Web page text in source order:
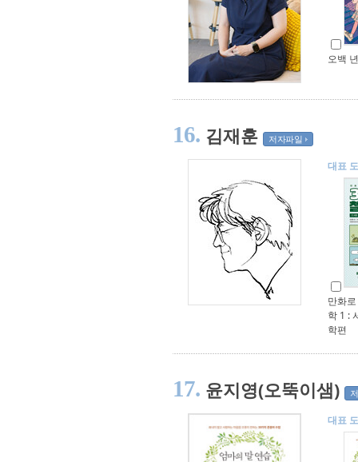
오백
16. 김재훈 저자파일
대표
만화
학 1 :
학편
17. 윤지영(오뚝이샘)
대표